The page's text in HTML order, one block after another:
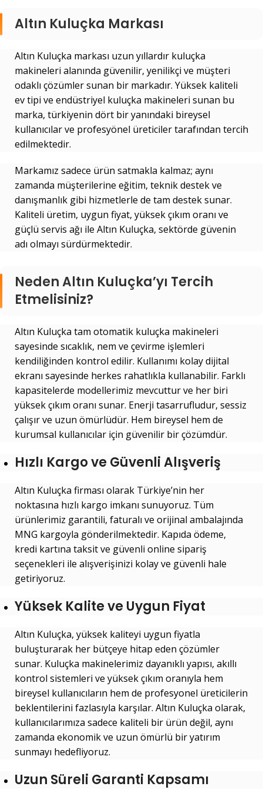
Altın Kuluçka Markası
Altın Kuluçka markası uzun yıllardır kuluçka
makineleri alanında güvenilir, yenilikçi ve müşteri
odaklı çözümler sunan bir markadır. Yüksek kaliteli
ev tipi ve endüstriyel kuluçka makineleri sunan bu
marka, türkiyenin dört bir yanındaki bireysel
kullanıcılar ve profesyönel üreticiler tarafından tercih
edilmektedir.
Markamız sadece ürün satmakla kalmaz; aynı
zamanda müşterilerine eğitim, teknik destek ve
danışmanlık gibi hizmetlerle de tam destek sunar.
Kaliteli üretim, uygun fiyat, yüksek çıkım oranı ve
güçlü servis ağı ile Altın Kuluçka, sektörde güvenin
adı olmayı sürdürmektedir.
Neden Altın Kuluçka’yı Tercih
Etmelisiniz?
Altın Kuluçka tam otomatik kuluçka makineleri
sayesinde sıcaklık, nem ve çevirme işlemleri
kendiliğinden kontrol edilir. Kullanımı kolay dijital
ekranı sayesinde herkes rahatlıkla kullanabilir. Farklı
kapasitelerde modellerimiz mevcuttur ve her biri
yüksek çıkım oranı sunar. Enerji tasarrufludur, sessiz
çalışır ve uzun ömürlüdür. Hem bireysel hem de
kurumsal kullanıcılar için güvenilir bir çözümdür.
Hızlı Kargo ve Güvenli Alışveriş
Altın Kuluçka firması olarak Türkiye’nin her
noktasına hızlı kargo imkanı sunuyoruz. Tüm
ürünlerimiz garantili, faturalı ve orijinal ambalajında
MNG kargoyla gönderilmektedir. Kapıda ödeme,
kredi kartına taksit ve güvenli online sipariş
seçenekleri ile alışverişinizi kolay ve güvenli hale
getiriyoruz.
Yüksek Kalite ve Uygun Fiyat
Altın Kuluçka, yüksek kaliteyi uygun fiyatla
buluşturarak her bütçeye hitap eden çözümler
sunar. Kuluçka makinelerimiz dayanıklı yapısı, akıllı
kontrol sistemleri ve yüksek çıkım oranıyla hem
bireysel kullanıcıların hem de profesyonel üreticilerin
beklentilerini fazlasıyla karşılar. Altın Kuluçka olarak,
kullanıcılarımıza sadece kaliteli bir ürün değil, aynı
zamanda ekonomik ve uzun ömürlü bir yatırım
sunmayı hedefliyoruz.
Uzun Süreli Garanti Kapsamı